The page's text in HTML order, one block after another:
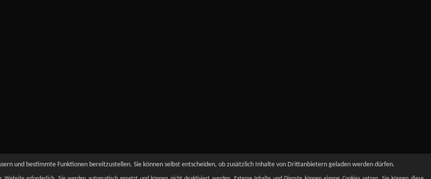
und bestimmte Funktionen bereitzustellen. Sie können selbst entscheiden, ob zusätzlich Inhalte von Drittanbietern geladen werden dürfen.